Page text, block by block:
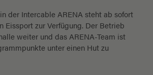
der Intercable ARENA steht ab sofort
Eissport zur Verfügung. Der Betrieb
weiter und das ARENA-Team ist
unter einen Hut zu